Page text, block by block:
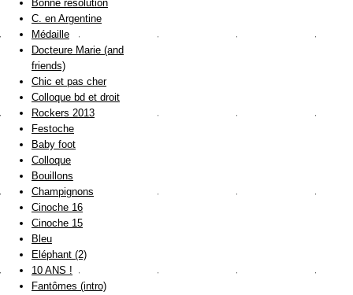
Bonne résolution
C. en Argentine
Médaille
Docteure Marie (and
friends)
Chic et pas cher
Colloque bd et droit
Rockers 2013
Festoche
Baby foot
Colloque
Bouillons
Champignons
Cinoche 16
Cinoche 15
Bleu
Eléphant (2)
10 ANS !
Fantômes (intro)